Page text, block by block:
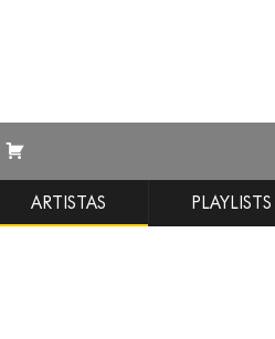
ARTISTAS PLAYLISTS